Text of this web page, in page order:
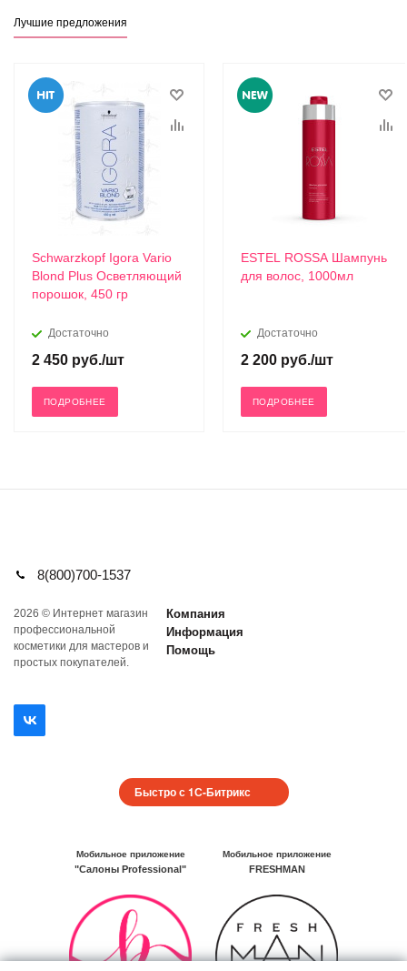
Лучшие предложения
Schwarzkopf Igora Vario
Blond Plus Осветляющий
порошок, 450 гр
Достаточно
2 450 руб./шт
ПОДРОБНЕЕ
ESTEL ROSSA Шампунь
для волос, 1000мл
Достаточно
2 200 руб./шт
ПОДРОБНЕЕ
8(800)700-1537
2026 © Интернет магазин
профеcсиональной
косметики для мастеров и
простых покупателей.
Компания
Информация
Помощь
Быстро с 1С-Битрикс
Мобильное приложение
"Салоны Professional"
Мобильное
приложение
Салоны
Professional
Мобильное приложение
FRESHMAN
Мобильное
приложение
FRESHMAN
в